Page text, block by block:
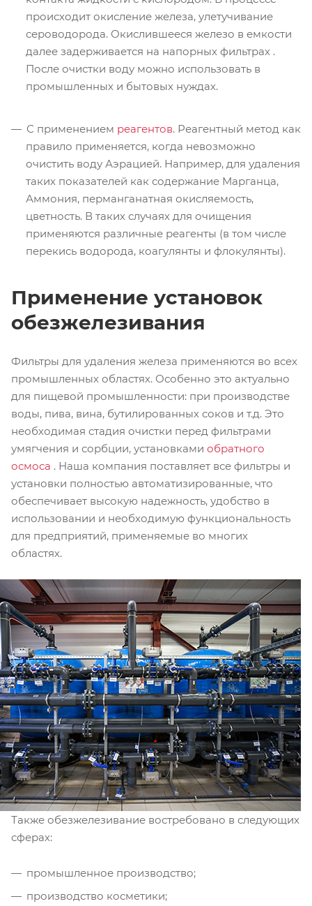
происходит окисление железа, улетучивание
сероводорода. Окислившееся железо в емкости
далее задерживается на напорных фильтрах .
После очистки воду можно использовать в
промышленных и бытовых нуждах.
С применением реагентов. Реагентный метод как
правило применяется, когда невозможно
очистить воду Аэрацией. Например, для удаления
таких показателей как содержание Марганца,
Аммония, перманганатная окисляемость,
цветность. В таких случаях для очищения
применяются различные реагенты (в том числе
перекись водорода, коагулянты и флокулянты).
Применение установок
обезжелезивания
Фильтры для удаления железа применяются во всех
промышленных областях. Особенно это актуально
для пищевой промышленности: при производстве
воды, пива, вина, бутилированных соков и т.д. Это
необходимая стадия очистки перед фильтрами
умягчения и сорбции, установками обратного
осмоса . Наша компания поставляет все фильтры и
установки полностью автоматизированные, что
обеспечивает высокую надежность, удобство в
использовании и необходимую функциональность
для предприятий, применяемые во многих
областях.
Также обезжелезивание востребовано в следующих
сферах:
промышленное производство;
производство косметики;